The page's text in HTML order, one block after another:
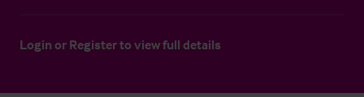
Login or Registerto view full details